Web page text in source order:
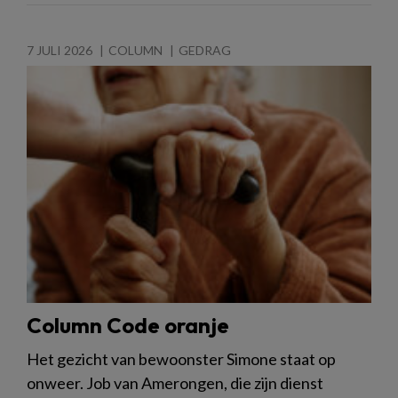
7 JULI 2026 COLUMN GEDRAG
Column Code oranje
Het gezicht van bewoonster Simone staat op
onweer. Job van Amerongen, die zijn dienst